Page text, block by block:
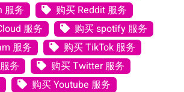
服务
购买 Reddit 服务
服务
购买 spotify 服务
服务
购买 TikTok 服务
务
购买 Twitter 服务
购买 Youtube 服务